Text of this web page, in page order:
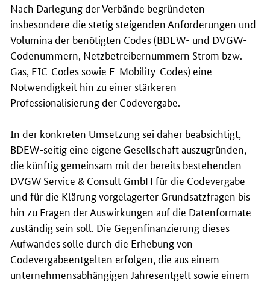
Nach Darlegung der Verbände begründeten
insbesondere die stetig steigenden Anforderungen und
Volumina der benötigten Codes (BDEW- und DVGW-
Codenummern, Netzbetreibernummern Strom bzw.
Gas, EIC-Codes sowie E-Mobility-Codes) eine
Notwendigkeit hin zu einer stärkeren
Professionalisierung der Codevergabe.
In der konkreten Umsetzung sei daher beabsichtigt,
BDEW-seitig eine eigene Gesellschaft auszugründen,
die künftig gemeinsam mit der bereits bestehenden
DVGW Service & Consult GmbH für die Codevergabe
und für die Klärung vorgelagerter Grundsatzfragen bis
hin zu Fragen der Auswirkungen auf die Datenformate
zuständig sein soll. Die Gegenfinanzierung dieses
Aufwandes solle durch die Erhebung von
Codevergabeentgelten erfolgen, die aus einem
unternehmensabhängigen Jahresentgelt sowie einem